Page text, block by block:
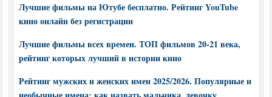
Лучшие фильмы на Ютубе бесплатно. Рейтинг YouTube
кино онлайн без регистрации
Лучшие фильмы всех времен. ТОП фильмов 20-21 века,
рейтинг которых лучший в истории кино
Рейтинг мужских и женских имен 2025/2026. Популярные и